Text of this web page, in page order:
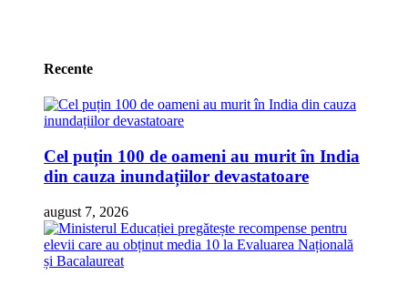
Recente
Cel puțin 100 de oameni au murit în India
din cauza inundațiilor devastatoare
august 7, 2026